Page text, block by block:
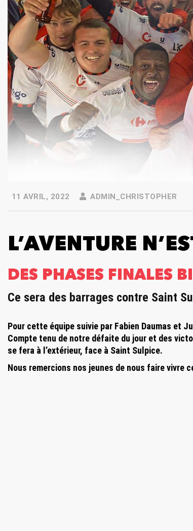
11 AVRIL, 2022 ADMIN_CHRISTOPHER
L’AVENTURE
DES PHASES FINALES
Ce sera des barrages contre Saint
Pour cette équipe suivie par Fabien Daumas et
Compte tenu de notre défaite du jour et des
se fera à l’extérieur, face à Saint Sulpice.
Nous remercions nos jeunes de nous faire